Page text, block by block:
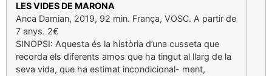
LES VIDES DE MARONA
Anca Damian, 2019, 92 min. França, VOSC. A partir de
7 anys. 2€
SINOPSI: Aquesta és la història d’una cusseta que
recorda els diferents amos que ha tingut al llarg de la
seva vida, que ha estimat incondicional- ment,